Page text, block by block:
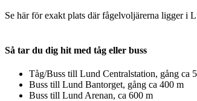
Se här för exakt plats där fågelvoljärerna ligger i
Så tar du dig hit med tåg eller buss
Tåg/Buss till Lund Centralstation, gång ca
Buss till Lund Bantorget, gång ca 400 m
Buss till Lund Arenan, ca 600 m